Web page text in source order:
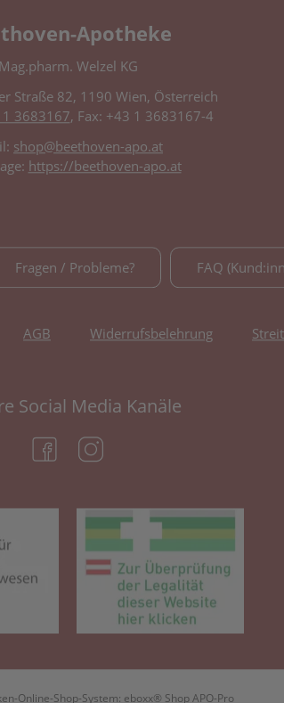
Apotheke
Mag.pharm. Welzel KG
Straße 82, 1190 Wien, Österreich
1 3683167, Fax: +43 1 3683167-4
shop@beethoven-apo.at
https://beethoven-apo.at
Fragen / Probleme? FAQ
AGB Widerrufsbelehrung
Social Media Kanäle
(öffnet in neuem Tab)
(öffnet in neuem Tab)
Online-Shop-System: eboxx® Shop APO-Pro